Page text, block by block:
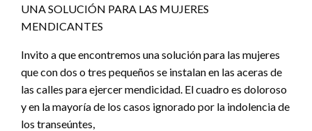
UNA SOLUCIÓN PARA LAS MUJERES
MENDICANTES
Invito a que encontremos una solución para las mujeres
que con dos o tres pequeños se instalan en las aceras de
las calles para ejercer mendicidad. El cuadro es doloroso
y en la mayoría de los casos ignorado por la indolencia de
los transeúntes,